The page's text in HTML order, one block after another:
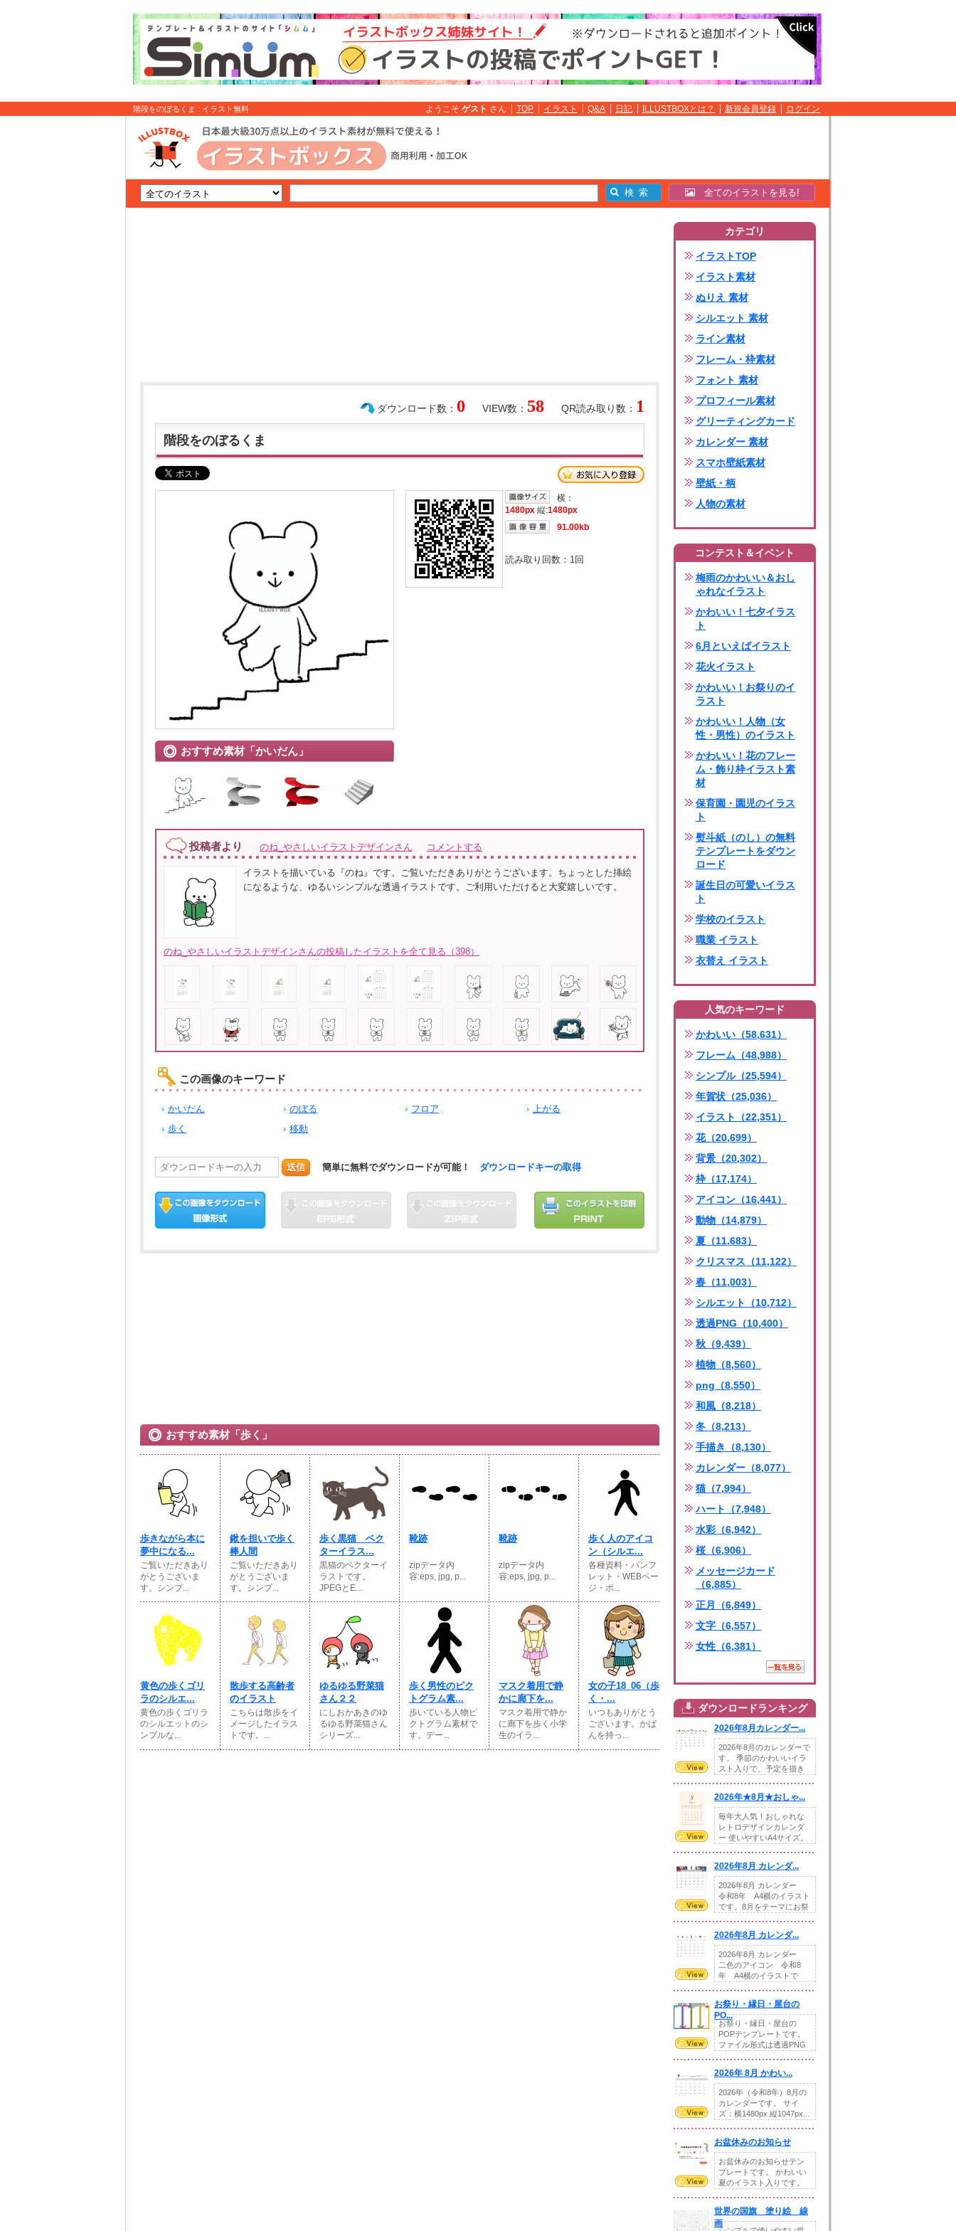
階段をのぼるくま : イラスト無料 ようこそ ゲスト さん TOP イラスト Q&A 日記 ILLUSTBOXとは？ 新規会員登録 ログイン
全てのイラストを見る!
QR読み取り数： 1
VIEW数： 58
ダウンロード数： 0
階段をのぼるくま
おすすめ素材「かいだん」
横：
1480px 縦:1480px
91.00kb
読み取り回数： 1回
投稿者より のね_やさしいイラストデザインさん コメントする
イラストを描いている『のね』です。ご覧いただきありがとうございます。ちょっとした挿絵
になるような、ゆるいシンプルな透過イラストです。ご利用いただけると大変嬉しいです。
のね_やさしいイラストデザインさんの投稿したイラストを全て見る（398）
この画像のキーワード
かいだん のぼる フロア
上がる
歩く
移動
送信 簡単に無料でダウンロードが可能！ ダウンロードキーの取得
おすすめ素材「歩く」
歩きながら本に
夢中になる...
ご覧いただきあり
がとうございま
す。シンプ...
鍬を担いで歩く
棒人間
ご覧いただきあり
がとうございま
す。シンプ...
歩く黒猫 ベク
ターイラス...
黒猫のベクターイ
ラストです。
JPEGとE...
靴跡
zipデータ内
容:eps, jpg, p...
靴跡
zipデータ内
容:eps, jpg, p...
歩く人のアイコ
ン（シルエ...
各種資料・パンフ
レット・WEBペー
ジ・ポ...
黄色の歩くゴリ
ラのシルエ...
黄色の歩くゴリラ
のシルエットのシ
ンプルな...
散歩する高齢者
のイラスト
こちらは散歩をイ
メージしたイラス
トです。...
ゆるゆる野菜猫
さん２２
にしおかあきのゆ
るゆる野菜猫さん
シリーズ...
歩く男性のピク
トグラム素...
歩いている人物ピ
クトグラム素材で
す。デー...
マスク着用で静
かに廊下を...
マスク着用で静か
に廊下を歩く小学
生のイラ...
女の子18_06（歩
く・...
いつもありがとう
ございます。かば
んを持っ...
カテゴリ
イラストTOP
イラスト素材
ぬりえ 素材
シルエット 素材
ライン素材
フレーム・枠素材
フォント 素材
プロフィール素材
グリーティングカード
カレンダー 素材
スマホ壁紙素材
壁紙・柄
人物の素材
コンテスト＆イベント
梅雨のかわいい＆おし
ゃれなイラスト
かわいい！七夕イラス
ト
6月といえばイラスト
花火イラスト
かわいい！お祭りのイ
ラスト
かわいい！人物（女
性・男性）のイラスト
かわいい！花のフレー
ム・飾り枠イラスト素
材
保育園・園児のイラス
ト
熨斗紙（のし）の無料
テンプレートをダウン
ロード
誕生日の可愛いイラス
ト
学校のイラスト
職業 イラスト
衣替え イラスト
人気のキーワード
かわいい（58,631）
フレーム（48,988）
シンプル（25,594）
年賀状（25,036）
イラスト（22,351）
花（20,699）
背景（20,302）
枠（17,174）
アイコン（16,441）
動物（14,879）
夏（11,683）
クリスマス（11,122）
春（11,003）
シルエット（10,712）
透過PNG（10,400）
秋（9,439）
植物（8,560）
png（8,550）
和風（8,218）
冬（8,213）
手描き（8,130）
カレンダー（8,077）
猫（7,994）
ハート（7,948）
水彩（6,942）
桜（6,906）
メッセージカード
（6,885）
正月（6,849）
文字（6,557）
女性（6,381）
ダウンロードランキング
2026年8月カレンダー...
2026年8月のカレンダーで
す。 季節のかわいいイラ
スト入りで、予定を描き
2026年★8月★おしゃ...
毎年大人気！おしゃれな
レトロデザインカレンダ
ー 使いやすいA4サイズ。
2026年8月 カレンダ...
2026年8月 カレンダー
令和8年 A4横のイラスト
です。8月をテーマにお祭
2026年8月 カレンダ...
2026年8月 カレンダー
二色のアイコン 令和8
年 A4横のイラストで
お祭り・縁日・屋台の
PO...
お祭り・縁日・屋台の
POPテンプレートです。
ファイル形式は透過PNG
2026年 8月 かわい...
2026年（令和8年）8月の
カレンダーです。 サイ
ズ：横1480px 縦1047px...
お盆休みのお知らせ
お盆休みのお知らせテン
プレートです。 かわいい
夏のイラスト入りです。
世界の国旗 塗り絵 線
画